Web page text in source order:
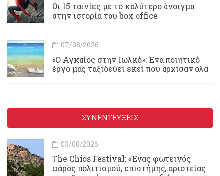
Οι 15 ταινίες με το καλύτερο άνοιγμα
στην ιστορία του box office
07/08/2026
«Ο Αγκαίος στην Ιωλκό»: Ένα ποιητικό
έργο μας ταξιδεύει εκεί που αρχίσαν όλα
ΣΥΝΕΝΤΕΥΞΕΙΣ
03/08/2026
Τhe Chios Festival: «Ένας φωτεινός
φάρος πολιτισμού, επιστήμης, αριστείας